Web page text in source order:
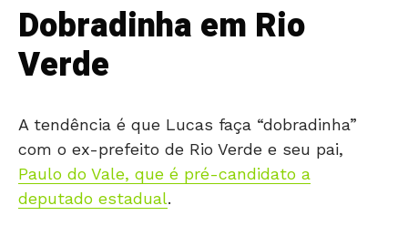
Dobradinha em Rio
Verde
A tendência é que Lucas faça “dobradinha”
com o ex-prefeito de Rio Verde e seu pai,
Paulo do Vale, que é pré-candidato a
deputado estadual.